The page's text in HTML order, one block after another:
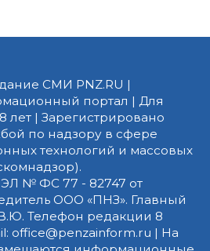
СМИ PNZ.RU |
портал | Для
лет | Зарегистрировано
по надзору в сфере
технологий и массовых
ЭЛ № ФС 77 - 82747 от
ООО «ПНЗ». Главный
Телефон редакции 8
office@penzainform.ru | На